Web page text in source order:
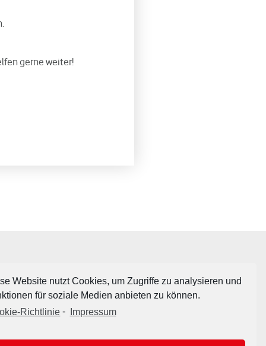
Website nutzt Cookies, um Zugriffe zu analysieren und
für soziale Medien anbieten zu können.
Richtlinie - Impressum
gerne weiter!